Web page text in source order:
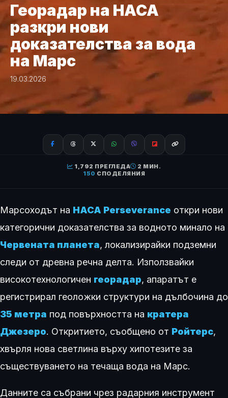
Георадар на НАСА
разкри нови
доказателства за вода
на Марс
19.03.2026
1,792 ПРЕГЛЕДА
2 МИН.
150 СПОДЕЛЯНИЯ
Марсоходът на НАСА Perseverance откри нови
категорични доказателства за водното минало на
Червената планета, локализирайки подземни
следи от древна речна делта. Използвайки
високотехнологичен георадар, апаратът е
регистрирал геоложки структури на дълбочина до
35 метра под повърхността на кратера
Джезеро. Откритието, съобщено от Ройтерс,
хвърля нова светлина върху хипотезите за
съществуването на течаща вода на Марс.
Данните са събрани чрез радарния инструмент